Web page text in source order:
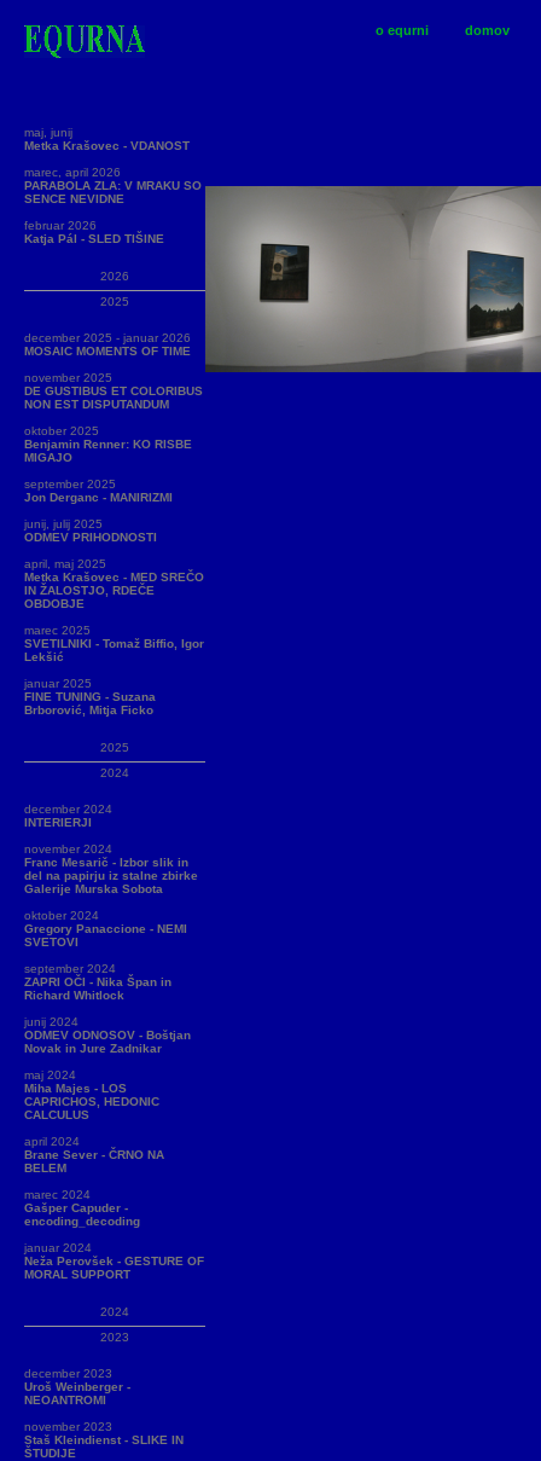
o equrni domov
maj, junij
Metka Krašovec - VDANOST
marec, april 2026
PARABOLA ZLA: V MRAKU SO
SENCE NEVIDNE
februar 2026
Katja Pál - SLED TIŠINE
2026
2025
december 2025 - januar 2026
MOSAIC MOMENTS OF TIME
november 2025
DE GUSTIBUS ET COLORIBUS
NON EST DISPUTANDUM
oktober 2025
Benjamin Renner: KO RISBE
MIGAJO
september 2025
Jon Derganc - MANIRIZMI
junij, julij 2025
ODMEV PRIHODNOSTI
april, maj 2025
Metka Krašovec - MED SREČO
IN ŽALOSTJO, RDEČE
OBDOBJE
marec 2025
SVETILNIKI - Tomaž Biffio, Igor
Lekšić
januar 2025
FINE TUNING - Suzana
Brborović, Mitja Ficko
2025
2024
december 2024
INTERIERJI
november 2024
Franc Mesarič - Izbor slik in
del na papirju iz stalne zbirke
Galerije Murska Sobota
oktober 2024
Gregory Panaccione - NEMI
SVETOVI
september 2024
ZAPRI OČI - Nika Špan in
Richard Whitlock
junij 2024
ODMEV ODNOSOV - Boštjan
Novak in Jure Zadnikar
maj 2024
Miha Majes - LOS
CAPRICHOS, HEDONIC
CALCULUS
april 2024
Brane Sever - ČRNO NA
BELEM
marec 2024
Gašper Capuder -
encoding_decoding
januar 2024
Neža Perovšek - GESTURE OF
MORAL SUPPORT
2024
2023
december 2023
Uroš Weinberger -
NEOANTROMI
november 2023
Staš Kleindienst - SLIKE IN
ŠTUDIJE